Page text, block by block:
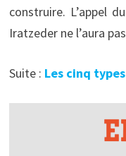
construire. L’appel
Iratzeder ne l’aura
Suite : Les cinq